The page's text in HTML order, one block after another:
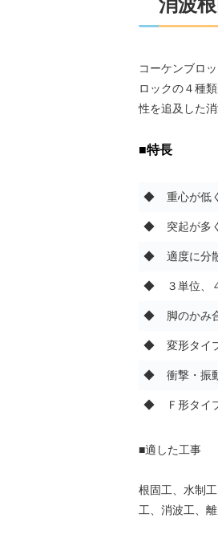
消波
コーケンブロ
ロックの４種
性を追及した
■特長
◆ 重心が低
◆ 突起が多
◆ 適度に分
◆ ３単位、
◆ 脚のかみ
◆ 変形タイ
◆ 衝撃・振
◆ Ｆ形タイ
■適した工事
根固工、水制
工、消波工、